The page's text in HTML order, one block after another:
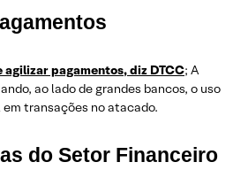
pagamentos, diz DTCC; A
ao lado de grandes bancos, o uso
transações no atacado.
do Setor Financeiro